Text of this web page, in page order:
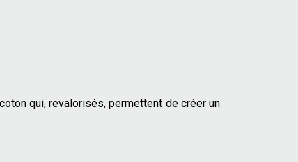
qui, revalorisés, permettent de créer un